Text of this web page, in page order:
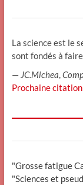
La science est le
sont fondés à
— JC.Michea
Prochaine citation
"Grosse fatigue
"Sciences et